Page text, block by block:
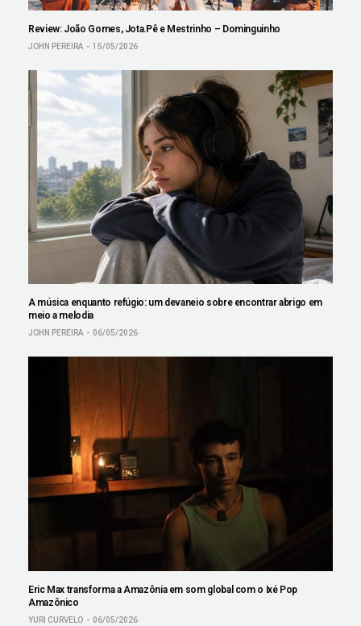
Review: João Gomes, Jota.Pê e Mestrinho – Dominguinho
JOHN PEREIRA 15/05/2026
A música enquanto refúgio: um devaneio sobre encontrar abrigo em
meio a melodia
JOHN PEREIRA 06/05/2026
Eric Max transforma a Amazônia em som global com o Ixé Pop
Amazônico
YURI CURVELO 06/05/2026